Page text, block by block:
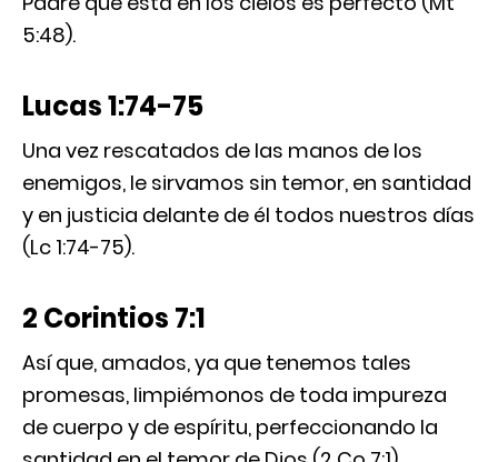
5:48).
Lucas 1:74-75
Una vez rescatados de las manos de los
enemigos, le sirvamos sin temor, en santidad
y en justicia delante de él todos nuestros días
(Lc 1:74-75).
2 Corintios 7:1
Así que, amados, ya que tenemos tales
promesas, limpiémonos de toda impureza
de cuerpo y de espíritu, perfeccionando la